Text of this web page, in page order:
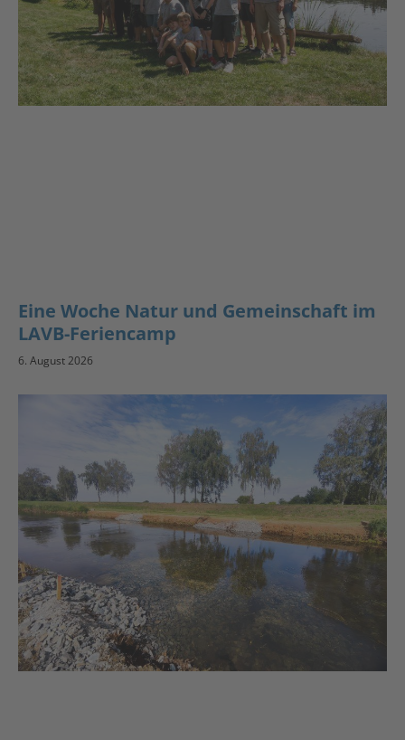
Eine Woche Natur und Gemeinschaft im
LAVB-Feriencamp
6. August 2026